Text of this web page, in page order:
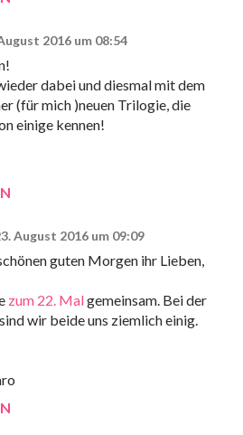
2016 um 08:54
dabei und diesmal mit dem
(für mich )neuen Trilogie, die
einige kennen!
August 2016 um 09:09
guten Morgen ihr Lieben,
zum 22. Malgemeinsam. Bei der
wir beide uns ziemlich einig.